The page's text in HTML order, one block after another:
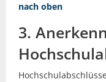
nach oben
3.